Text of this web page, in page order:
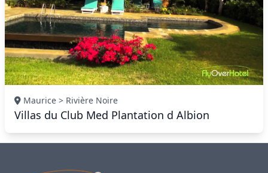
Maurice > Rivière Noire
Villas du Club Med Plantation d Albion